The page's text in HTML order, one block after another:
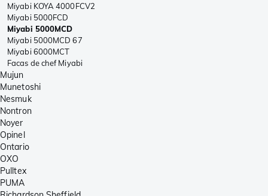
Miyabi KOYA 4000FCV2
Miyabi 5000FCD
Miyabi 5000MCD
Miyabi 5000MCD 67
Miyabi 6000MCT
Facas de chef Miyabi
Mujun
Munetoshi
Nesmuk
Nontron
Noyer
Opinel
Ontario
OXO
Pulltex
PUMA